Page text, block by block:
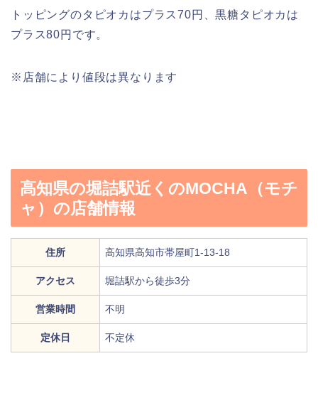
トッピングのタピオカはプラス70円、黒糖タピオカは
プラス80円です。
※店舗により値段は異なります
高知県の堀詰駅近くのMOCHA（モチ
ャ）の店舗情報
住所 高知県高知市帯屋町1-13-18
アクセス 堀詰駅から徒歩3分
営業時間 不明
定休日 不定休